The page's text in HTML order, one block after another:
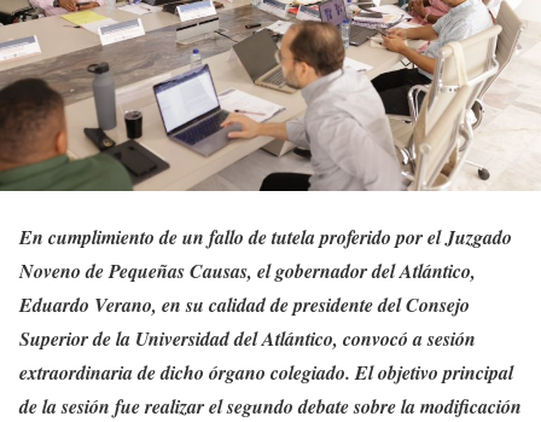
En cumplimiento de un fallo de tutela proferido por el Juzgado
Noveno de Pequeñas Causas, el gobernador del Atlántico,
Eduardo Verano, en su calidad de presidente del Consejo
Superior de la Universidad del Atlántico, convocó a sesión
extraordinaria de dicho órgano colegiado. El objetivo principal
de la sesión fue realizar el segundo debate sobre la modificación